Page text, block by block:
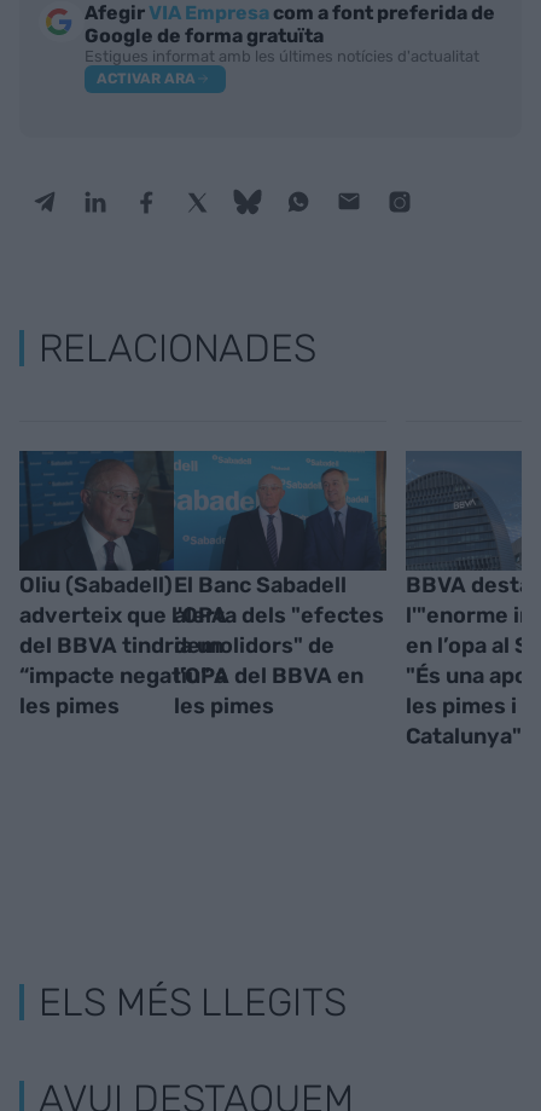
AfegirVIA Empresa com a font preferida de
Google de forma gratuïta
Estigues informat amb les últimes notícies d'actualitat
ACTIVAR ARA
RELACIONADES
Oliu (Sabadell)
adverteix que l'OPA
del BBVA tindria un
“impacte negatiu” a
les pimes
El Banc Sabadell
alerta dels "efectes
demolidors" de
l'OPA del BBVA en
les pimes
BBVA
l'"enorme
en l’opa al
"És una
les pimes i
Catalunya"
ELS MÉS LLEGITS
AVUI DESTAQUEM